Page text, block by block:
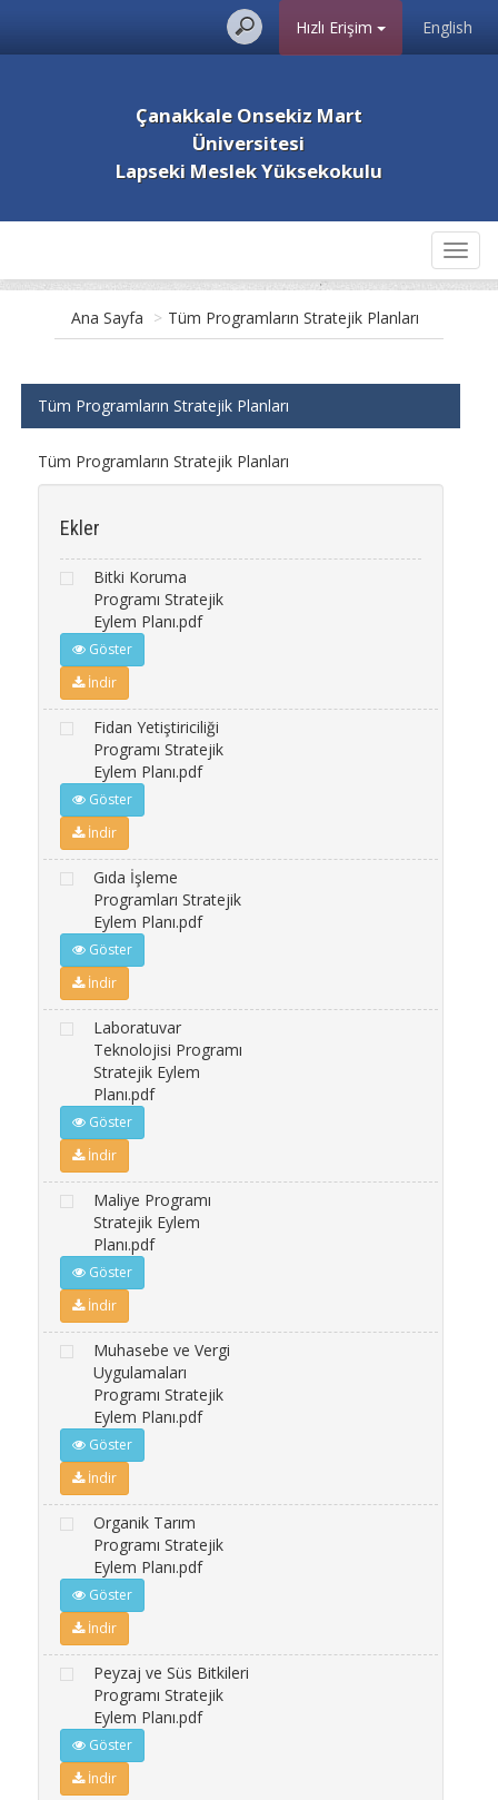
English
Hızlı Erişim
Çanakkale Onsekiz Mart
Üniversitesi
Lapseki Meslek Yüksekokulu
Ana Sayfa > Tüm Programların Stratejik Planları
Tüm Programların Stratejik Planları
Tüm Programların Stratejik Planları
Ekler
Bitki Koruma
Programı Stratejik
Eylem Planı.pdf
Göster
İndir
Fidan Yetiştiriciliği
Programı Stratejik
Eylem Planı.pdf
Göster
İndir
Gıda İşleme
Programları Stratejik
Eylem Planı.pdf
Göster
İndir
Laboratuvar
Teknolojisi Programı
Stratejik Eylem
Planı.pdf
Göster
İndir
Maliye Programı
Stratejik Eylem
Planı.pdf
Göster
İndir
Muhasebe ve Vergi
Uygulamaları
Programı Stratejik
Eylem Planı.pdf
Göster
İndir
Organik Tarım
Programı Stratejik
Eylem Planı.pdf
Göster
İndir
Peyzaj ve Süs Bitkileri
Programı Stratejik
Eylem Planı.pdf
Göster
İndir